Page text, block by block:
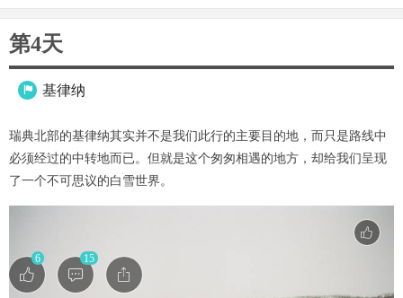
第4天
 基律纳
瑞典北部的基律纳其实并不是我们此行的主要目的地，而只是路线中
必须经过的中转地而已。但就是这个匆匆相遇的地方，却给我们呈现
了一个不可思议的白雪世界。
6 15